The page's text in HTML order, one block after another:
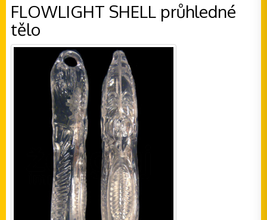
FLOWLIGHT SHELL průhledné
tělo